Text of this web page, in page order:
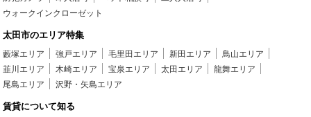
ウォークインクローゼット
太田市のエリア特集
藪塚エリア 強戸エリア 毛里田エリア 新田エリア
鳥山エリア
韮川エリア
木崎エリア 宝泉エリア 太田エリア
龍舞エリア
尾島エリア
沢野・矢島エリア
賃貸について知る